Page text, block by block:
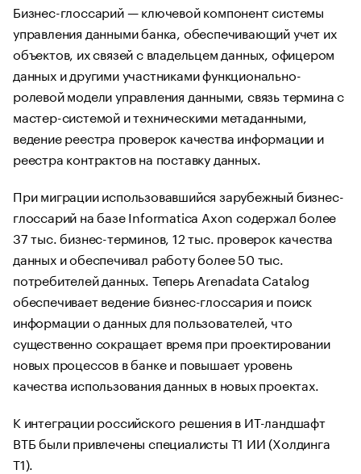
Бизнес-глоссарий — ключевой компонент системы
управления данными банка, обеспечивающий учет их
объектов, их связей с владельцем данных, офицером
данных и другими участниками функционально-
ролевой модели управления данными, связь термина с
мастер-системой и техническими метаданными,
ведение реестра проверок качества информации и
реестра контрактов на поставку данных.
При миграции использовавшийся зарубежный бизнес-
глоссарий на базе Informatica Axon содержал более
37 тыс. бизнес-терминов, 12 тыс. проверок качества
данных и обеспечивал работу более 50 тыс.
потребителей данных. Теперь Arenadata Catalog
обеспечивает ведение бизнес-глоссария и поиск
информации о данных для пользователей, что
существенно сокращает время при проектировании
новых процессов в банке и повышает уровень
качества использования данных в новых проектах.
К интеграции российского решения в ИТ-ландшафт
ВТБ были привлечены специалисты Т1 ИИ (Холдинга
Т1).